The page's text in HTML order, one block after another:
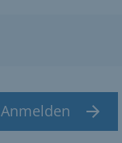
Anmelden